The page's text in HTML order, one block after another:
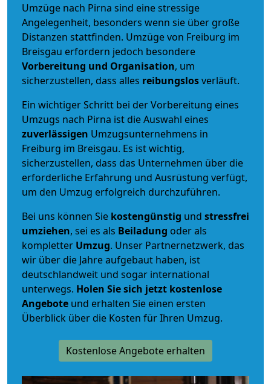
Umzüge nach Pirna sind eine stressige
Angelegenheit, besonders wenn sie über große
Distanzen stattfinden. Umzüge von Freiburg im
Breisgau erfordern jedoch besondere
Vorbereitung und Organisation, um
sicherzustellen, dass alles reibungslosverläuft.
Ein wichtiger Schritt bei der Vorbereitung eines
Umzugs nach Pirna ist die Auswahl eines
zuverlässigen Umzugsunternehmens in
Freiburg im Breisgau. Es ist wichtig,
sicherzustellen, dass das Unternehmen über die
erforderliche Erfahrung und Ausrüstung verfügt,
um den Umzug erfolgreich durchzuführen.
Bei uns können Sie kostengünstig und stressfrei
umziehen, sei es als Beiladung oder als
kompletter Umzug. Unser Partnernetzwerk, das
wir über die Jahre aufgebaut haben, ist
deutschlandweit und sogar international
unterwegs. Holen Sie sich jetzt kostenlose
Angebote und erhalten Sie einen ersten
Überblick über die Kosten für Ihren Umzug.
Kostenlose Angebote erhalten